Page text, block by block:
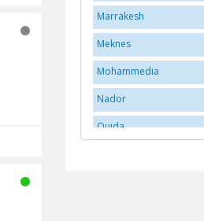
Marrakesh
Meknes
Mohammedia
Nador
Oujda